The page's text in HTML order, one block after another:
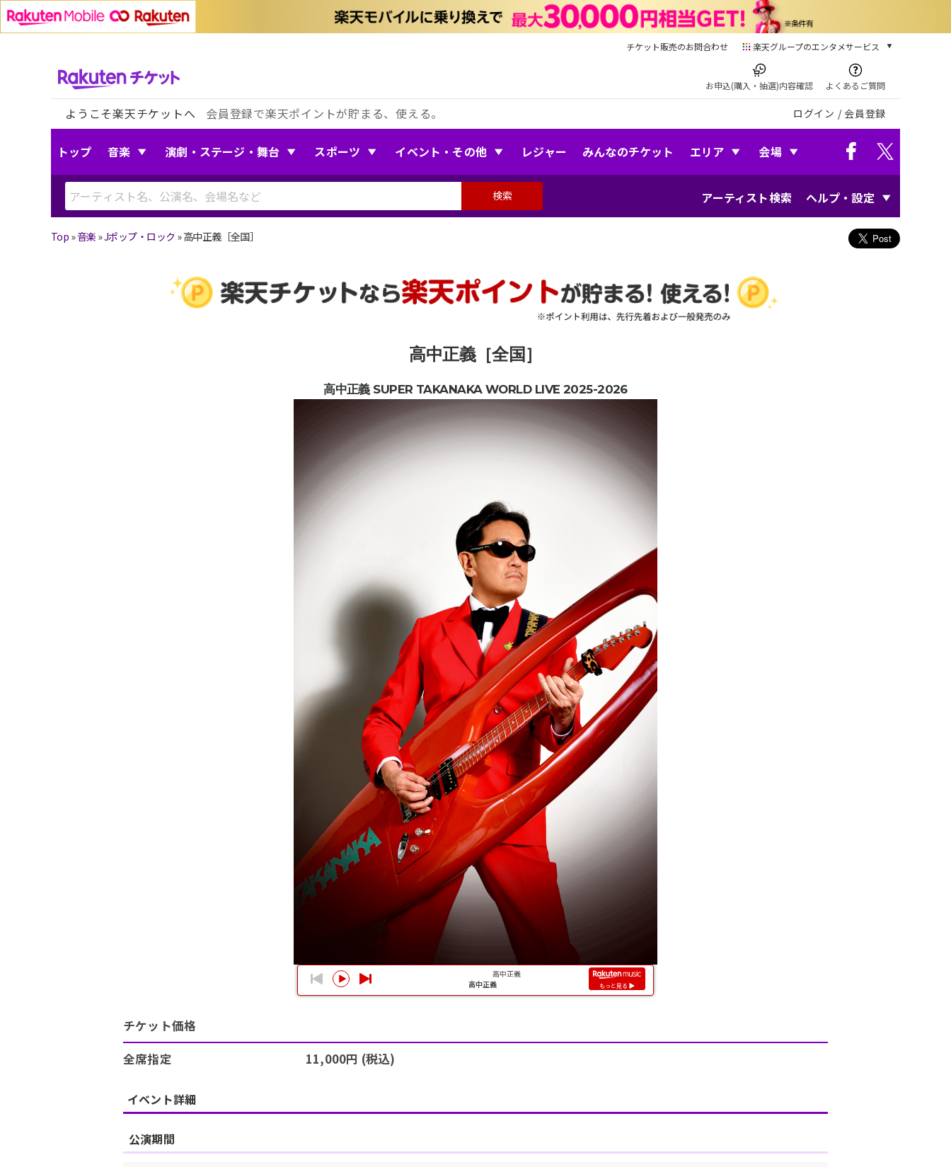
チケット販売のお問合わせ 楽天グループのエンタメサービス
本/ゲーム/CD/DVD
楽天ブックス
電子書籍
楽天Kobo
音楽配信
無料テレビ
お申込(購入・抽選)内容確認 よくあるご質問
ようこそ楽天チケットへ 会員登録で楽天ポイントが貯まる、使える。 ログイン / 会員登録
トップ 音楽 演劇・ステージ・舞台 スポーツ イベント・その他 レジャー みんなのチケット エリア 会場
アーティスト検索 ヘルプ・設定
検索
Top »音楽 »Jポップ・ロック »高中正義［全国］
高中正義［全国］
高中正義 SUPER TAKANAKA WORLD LIVE 2025-2026
チケット価格
全席指定 11,000円 (税込)
イベント詳細
公演期間